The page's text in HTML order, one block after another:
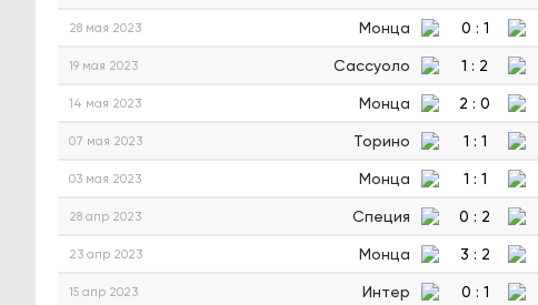
28 мая 2023 Монца 0 : 1
19 мая 2023 Сассуоло 1 : 2
14 мая 2023 Монца 2 : 0
07 мая 2023 Торино 1 : 1
03 мая 2023 Монца 1 : 1
28 апр 2023 Специя 0 : 2
23 апр 2023 Монца 3 : 2
15 апр 2023 Интер 0 : 1